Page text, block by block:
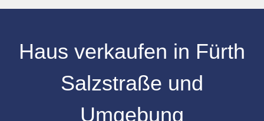
Haus verkaufen in Fürth
Salzstraße und
Umgebung